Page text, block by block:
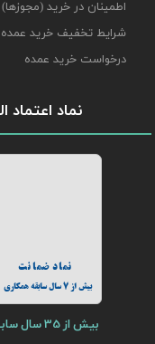
اطمینان در خرید (مجوزها)
شرایط تخفیف خرید عمده
درخواست خرید عمده
نماد
بیش از 35 سال سابقه فعالیت در زمینه فرهنگی و قرآنی
بیش از 7 سال سابقه همکاری